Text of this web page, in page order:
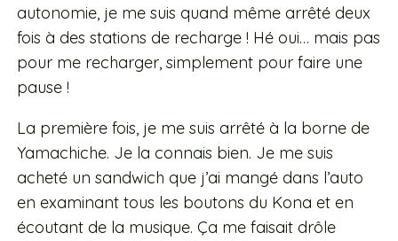
autonomie, je me suis quand même arrêté deux
fois à des stations de recharge ! Hé oui… mais pas
pour me recharger, simplement pour faire une
pause !
La première fois, je me suis arrêté à la borne de
Yamachiche. Je la connais bien. Je me suis
acheté un sandwich que j’ai mangé dans l’auto
en examinant tous les boutons du Kona et en
écoutant de la musique. Ça me faisait drôle